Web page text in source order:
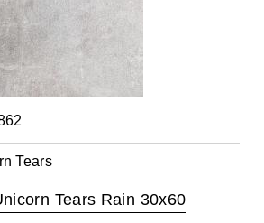
Tears
Tears Rain 30х60